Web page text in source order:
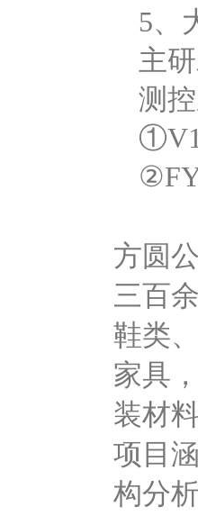
5、
主
测
方圆
三百
鞋类
家具
装材
项目
构分